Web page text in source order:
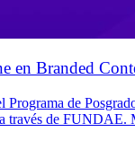
en Branded
de
través de FUNDAE.